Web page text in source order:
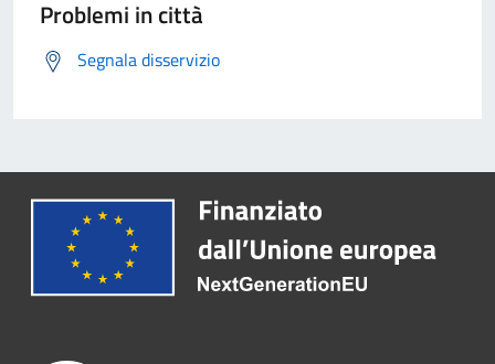
Problemi in città
Segnala disservizio